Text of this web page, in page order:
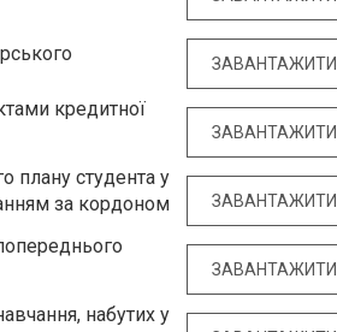
ЗАВАНТАЖИТИ
кредитної
ЗАВАНТАЖИТИ
плану студента у
за кордоном
ЗАВАНТАЖИТИ
ЗАВАНТАЖИТИ
набутих у